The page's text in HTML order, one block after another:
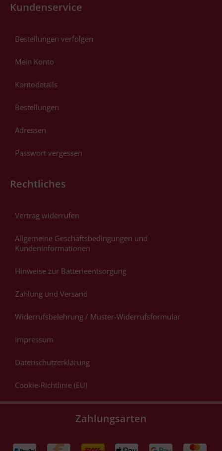
Kundenservice
Bestellungen verfolgen
Mein Konto
Kontodetails
Bestellungen
Adressen
Passwort vergessen
Rechtliches
Vertrag widerrufen
Allgemeine Geschäftsbedingungen und
Kundeninformationen
Hinweise zur Batterieentsorgung
Zahlung und Versand
Widerrufsbelehrung / Muster-Widerrufsformular
Impressum
Datenschutzerklärung
Cookie-Richtlinie (EU)
Zahlungsarten